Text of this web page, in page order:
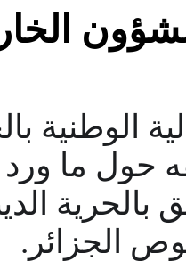
الوطنية
ما ورد
بالحرية
الجزائر.